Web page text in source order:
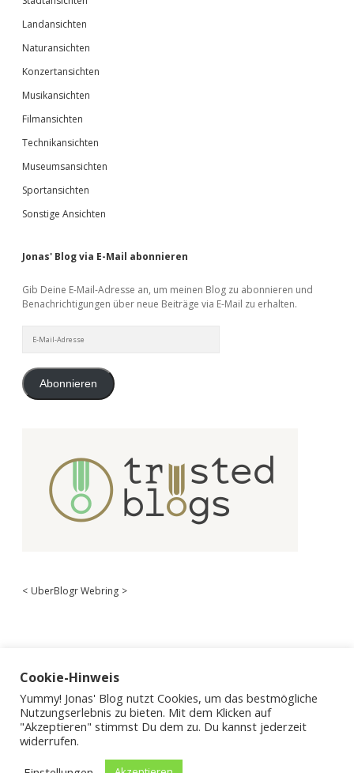
Landansichten
Naturansichten
Konzertansichten
Musikansichten
Filmansichten
Technikansichten
Museumsansichten
Sportansichten
Sonstige Ansichten
Jonas' Blog via E-Mail abonnieren
Gib Deine E-Mail-Adresse an, um meinen Blog zu abonnieren und
Benachrichtigungen über neue Beiträge via E-Mail zu erhalten.
Mail-
Abonnieren
< UberBlogr Webring >
Cookie-Hinweis
Yummy! Jonas' Blog nutzt Cookies, um das bestmögliche
Nutzungserlebnis zu bieten. Mit dem Klicken auf
"Akzeptieren" stimmst Du dem zu. Du kannst jederzeit
widerrufen.